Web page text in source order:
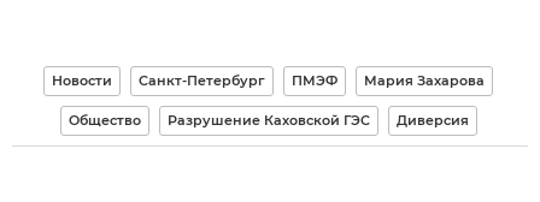
Новости Санкт-Петербург ПМЭФ Мария Захарова
Общество Разрушение Каховской ГЭС Диверсия